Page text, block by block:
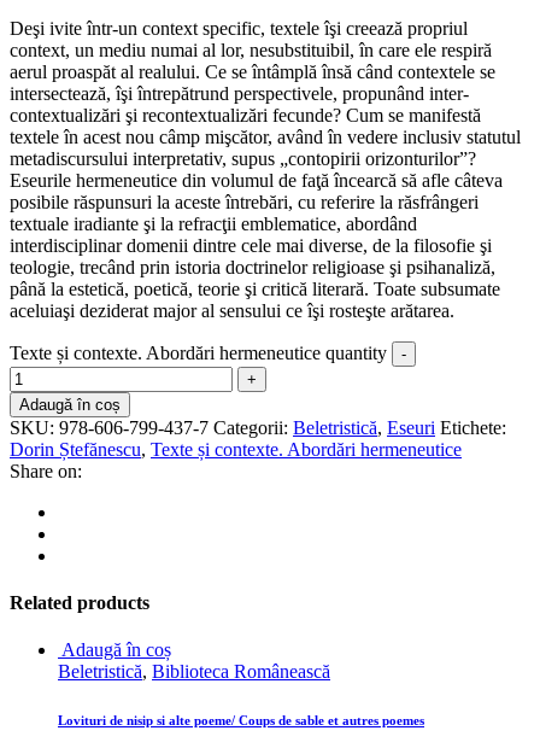
Deşi ivite într-un context specific, textele îşi creează propriul
context, un mediu numai al lor, nesubstituibil, în care ele respiră
aerul proaspăt al realului. Ce se întâmplă însă când contextele se
intersectează, îşi întrepătrund perspectivele, propunând inter-
contextualizări şi recontextualizări fecunde? Cum se manifestă
textele în acest nou câmp mişcător, având în vedere inclusiv statutul
metadiscursului interpretativ, supus „contopirii orizonturilor”?
Eseurile hermeneutice din volumul de faţă încearcă să afle câteva
posibile răspunsuri la aceste întrebări, cu referire la răsfrângeri
textuale iradiante şi la refracţii emblematice, abordând
interdisciplinar domenii dintre cele mai diverse, de la filosofie şi
teologie, trecând prin istoria doctrinelor religioase şi psihanaliză,
până la estetică, poetică, teorie şi critică literară. Toate subsumate
aceluiaşi deziderat major al sensului ce îşi rosteşte arătarea.
Texte și contexte. Abordări hermeneutice quantity
Adaugă în coș
SKU: 978-606-799-437-7 Categorii: Beletristică, Eseuri Etichete:
Dorin Ștefănescu, Texte și contexte. Abordări hermeneutice
Share on:
Related products
Adaugă în coș
Beletristică, Biblioteca Românească
Lovituri de nisip si alte poeme/ Coups de sable et autres poemes